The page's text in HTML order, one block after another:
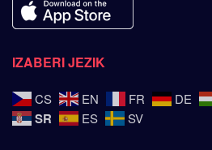
IZABERI JEZIK
CS EN FR DE
SR ES SV